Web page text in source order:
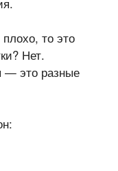
то это
Нет.
— это разные